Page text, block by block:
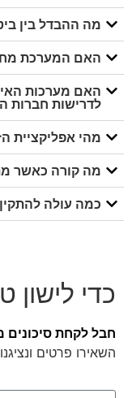
מה ההבדל בין
האם המערכת
האם מערכות
לדרישות חברות
מהי אפליקציית
מה קורה כאשר
כמה עולה
כדי לישון
חבל לקחת סיכונים
השאירו פרטים